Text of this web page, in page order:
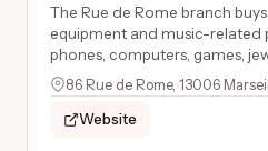
The Rue de Rome branch
equipment and music-related
phones, computers, games,
86 Rue de Rome, 13006
Website